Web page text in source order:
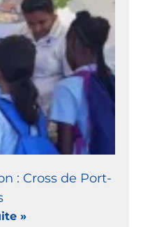
: Cross de Port-
»